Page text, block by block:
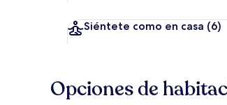
Siéntete como en casa (6)
Opciones de